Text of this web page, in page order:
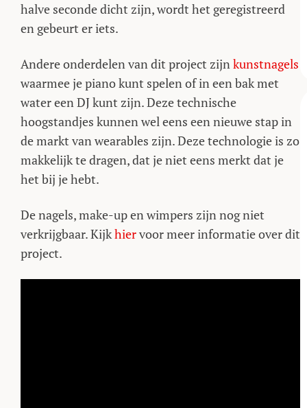
halve seconde dicht zijn, wordt het geregistreerd
en gebeurt er iets.
Andere onderdelen van dit project zijnkunstnagels
waarmee je piano kunt spelen of in een bak met
water een DJ kunt zijn. Deze technische
hoogstandjes kunnen wel eens een nieuwe stap in
de markt van wearables zijn. Deze technologie is zo
makkelijk te dragen, dat je niet eens merkt dat je
het bij je hebt.
De nagels, make-up en wimpers zijn nog niet
verkrijgbaar. Kijkhiervoor meer informatie over dit
project.